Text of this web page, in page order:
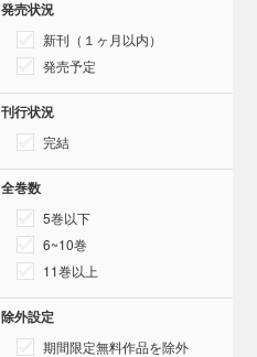
発売状況
新刊（１ヶ月以内）
発売予定
刊行状況
完結
全巻数
5巻以下
6~10巻
11巻以上
除外設定
期間限定無料作品を除外